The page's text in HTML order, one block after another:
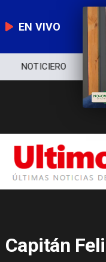
EN VIVO
NOTICIERO
Capitán